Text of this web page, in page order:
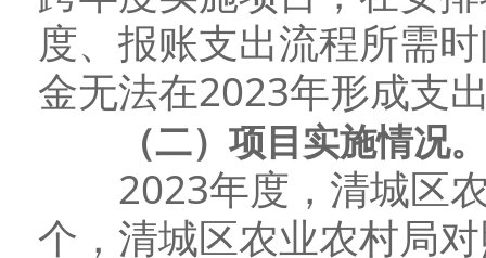
度、报账支出流程所需
金无法在2023年形成支
（二）项目实施情况
2023年度，清城区农
个，清城区农业农村局